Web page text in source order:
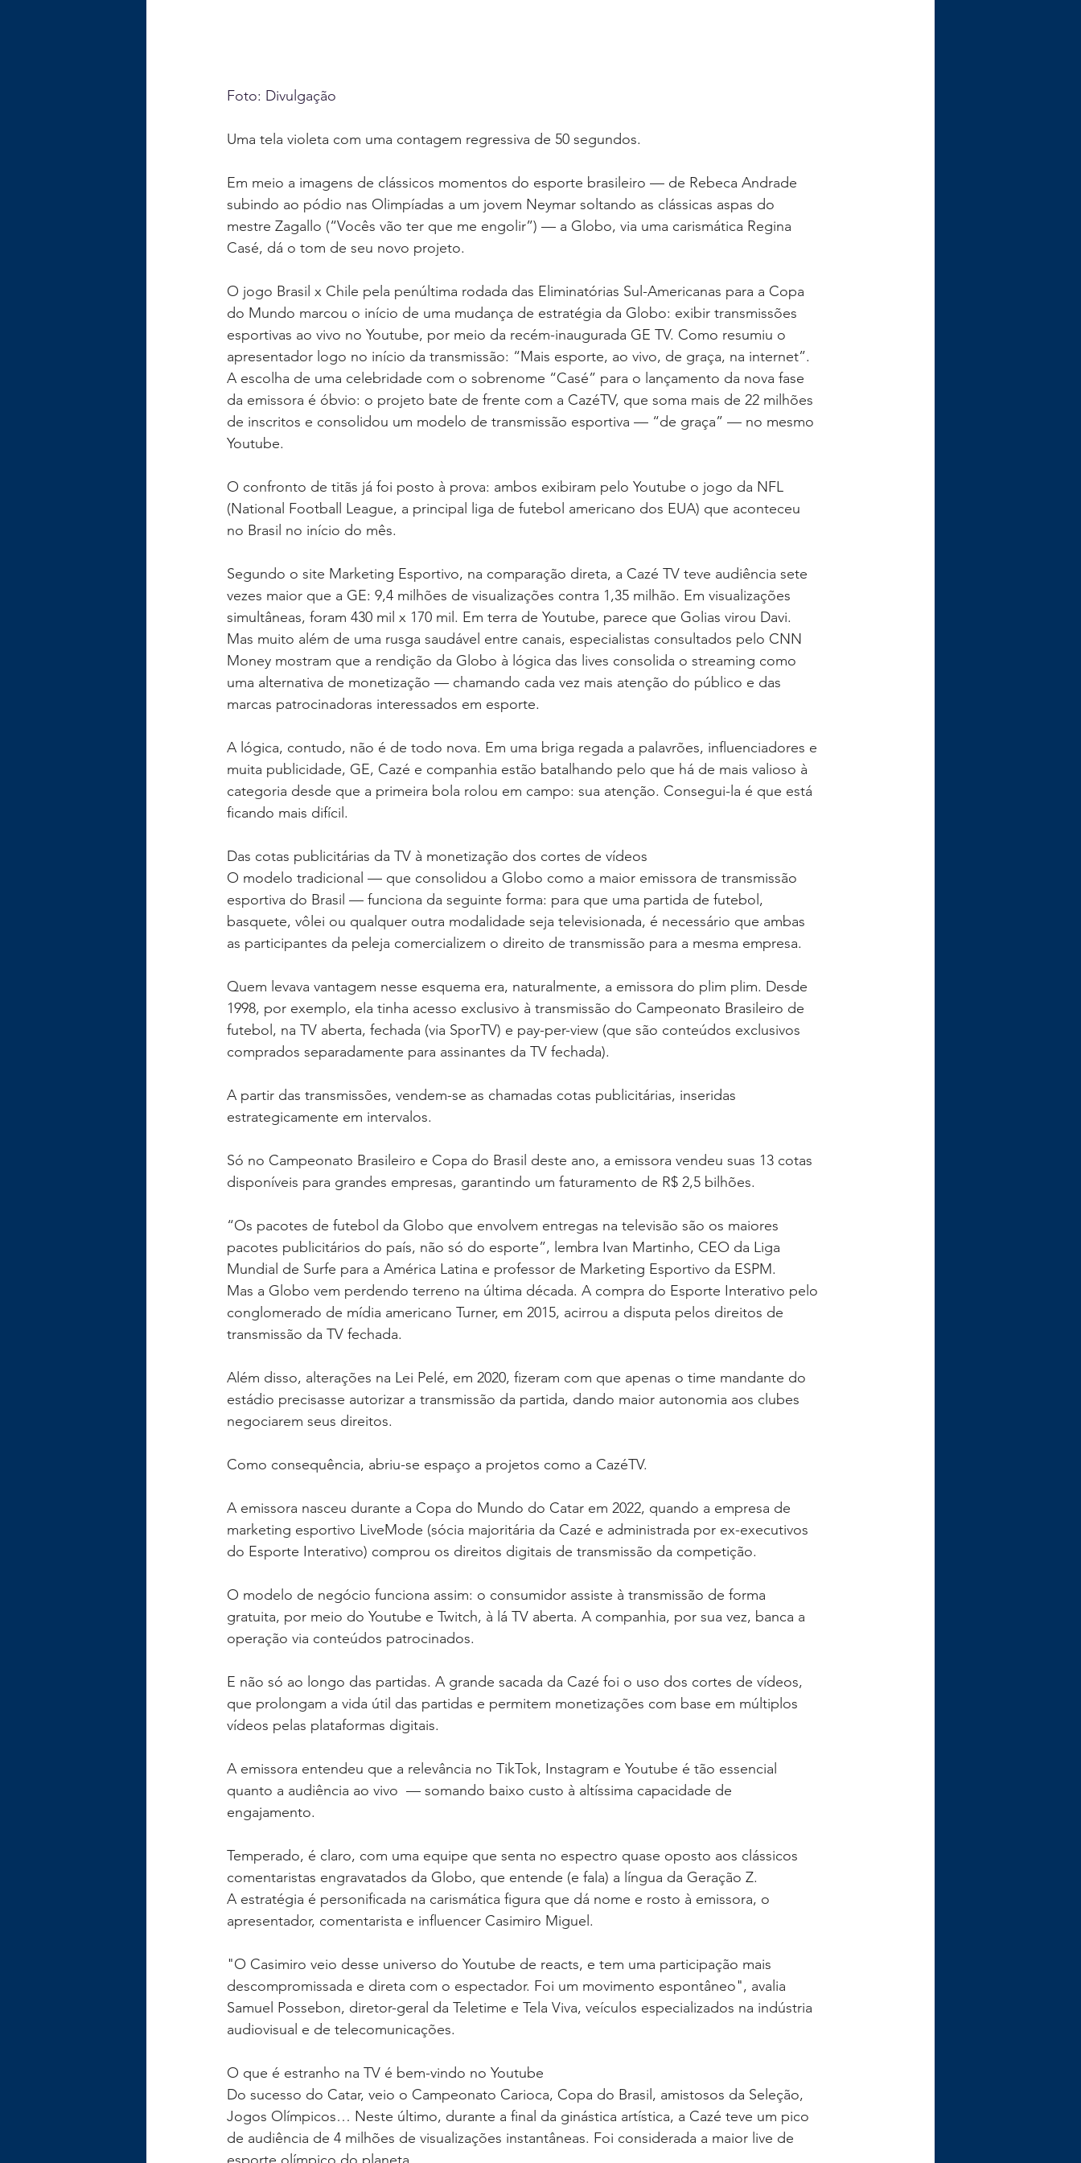
Foto: Divulgação
Uma tela violeta com uma contagem regressiva de 50 segundos.
Em meio a imagens de clássicos momentos do esporte brasileiro — de Rebeca Andrade
subindo ao pódio nas Olimpíadas a um jovem Neymar soltando as clássicas aspas do
mestre Zagallo (“Vocês vão ter que me engolir”) — a Globo, via uma carismática Regina
Casé, dá o tom de seu novo projeto.
O jogo Brasil x Chile pela penúltima rodada das Eliminatórias Sul-Americanas para a Copa
do Mundo marcou o início de uma mudança de estratégia da Globo: exibir transmissões
esportivas ao vivo no Youtube, por meio da recém-inaugurada GE TV. Como resumiu o
apresentador logo no início da transmissão: “Mais esporte, ao vivo, de graça, na internet”.
A escolha de uma celebridade com o sobrenome “Casé” para o lançamento da nova fase
da emissora é óbvio: o projeto bate de frente com a CazéTV, que soma mais de 22 milhões
de inscritos e consolidou um modelo de transmissão esportiva — “de graça” — no mesmo
Youtube.
O confronto de titãs já foi posto à prova: ambos exibiram pelo Youtube o jogo da NFL
(National Football League, a principal liga de futebol americano dos EUA) que aconteceu
no Brasil no início do mês.
Segundo o site Marketing Esportivo, na comparação direta, a Cazé TV teve audiência sete
vezes maior que a GE: 9,4 milhões de visualizações contra 1,35 milhão. Em visualizações
simultâneas, foram 430 mil x 170 mil. Em terra de Youtube, parece que Golias virou Davi.
Mas muito além de uma rusga saudável entre canais, especialistas consultados pelo CNN
Money mostram que a rendição da Globo à lógica das lives consolida o streaming como
uma alternativa de monetização — chamando cada vez mais atenção do público e das
marcas patrocinadoras interessados em esporte.
A lógica, contudo, não é de todo nova. Em uma briga regada a palavrões, influenciadores e
muita publicidade, GE, Cazé e companhia estão batalhando pelo que há de mais valioso à
categoria desde que a primeira bola rolou em campo: sua atenção. Consegui-la é que está
ficando mais difícil.
Das cotas publicitárias da TV à monetização dos cortes de vídeos
O modelo tradicional — que consolidou a Globo como a maior emissora de transmissão
esportiva do Brasil — funciona da seguinte forma: para que uma partida de futebol,
basquete, vôlei ou qualquer outra modalidade seja televisionada, é necessário que ambas
as participantes da peleja comercializem o direito de transmissão para a mesma empresa.
Quem levava vantagem nesse esquema era, naturalmente, a emissora do plim plim. Desde
1998, por exemplo, ela tinha acesso exclusivo à transmissão do Campeonato Brasileiro de
futebol, na TV aberta, fechada (via SporTV) e pay-per-view (que são conteúdos exclusivos
comprados separadamente para assinantes da TV fechada).
A partir das transmissões, vendem-se as chamadas cotas publicitárias, inseridas
estrategicamente em intervalos.
Só no Campeonato Brasileiro e Copa do Brasil deste ano, a emissora vendeu suas 13 cotas
disponíveis para grandes empresas, garantindo um faturamento de R$ 2,5 bilhões.
“Os pacotes de futebol da Globo que envolvem entregas na televisão são os maiores
pacotes publicitários do país, não só do esporte”, lembra Ivan Martinho, CEO da Liga
Mundial de Surfe para a América Latina e professor de Marketing Esportivo da ESPM.
Mas a Globo vem perdendo terreno na última década. A compra do Esporte Interativo pelo
conglomerado de mídia americano Turner, em 2015, acirrou a disputa pelos direitos de
transmissão da TV fechada.
Além disso, alterações na Lei Pelé, em 2020, fizeram com que apenas o time mandante do
estádio precisasse autorizar a transmissão da partida, dando maior autonomia aos clubes
negociarem seus direitos.
Como consequência, abriu-se espaço a projetos como a CazéTV.
A emissora nasceu durante a Copa do Mundo do Catar em 2022, quando a empresa de
marketing esportivo LiveMode (sócia majoritária da Cazé e administrada por ex-executivos
do Esporte Interativo) comprou os direitos digitais de transmissão da competição.
O modelo de negócio funciona assim: o consumidor assiste à transmissão de forma
gratuita, por meio do Youtube e Twitch, à lá TV aberta. A companhia, por sua vez, banca a
operação via conteúdos patrocinados.
E não só ao longo das partidas. A grande sacada da Cazé foi o uso dos cortes de vídeos,
que prolongam a vida útil das partidas e permitem monetizações com base em múltiplos
vídeos pelas plataformas digitais.
A emissora entendeu que a relevância no TikTok, Instagram e Youtube é tão essencial
quanto a audiência ao vivo  — somando baixo custo à altíssima capacidade de
engajamento.
Temperado, é claro, com uma equipe que senta no espectro quase oposto aos clássicos
comentaristas engravatados da Globo, que entende (e fala) a língua da Geração Z.
A estratégia é personificada na carismática figura que dá nome e rosto à emissora, o
apresentador, comentarista e influencer Casimiro Miguel.
"O Casimiro veio desse universo do Youtube de reacts, e tem uma participação mais
descompromissada e direta com o espectador. Foi um movimento espontâneo", avalia
Samuel Possebon, diretor-geral da Teletime e Tela Viva, veículos especializados na indústria
audiovisual e de telecomunicações.
O que é estranho na TV é bem-vindo no Youtube
Do sucesso do Catar, veio o Campeonato Carioca, Copa do Brasil, amistosos da Seleção,
Jogos Olímpicos… Neste último, durante a final da ginástica artística, a Cazé teve um pico
de audiência de 4 milhões de visualizações instantâneas. Foi considerada a maior live de